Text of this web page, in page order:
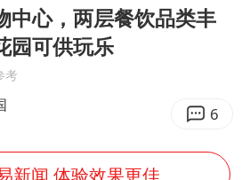
店主称换“青海拉面”招牌后生意更好
22岁女生独闯南太行失联12天
张本智和：零封向鹏不意外
微信新功能：你可以“撤回”你的撤回
中心，两层餐饮品类丰
园可供玩乐
考
6
新闻 体验效果更佳